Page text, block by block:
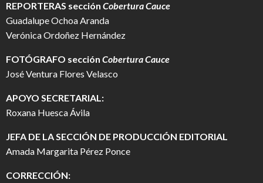
REPORTERAS sección Cobertura Cauce
Guadalupe Ochoa Aranda
Verónica Ordoñez Hernández
FOTÓGRAFO sección Cobertura Cauce
José Ventura Flores Velasco
APOYO SECRETARIAL:
Roxana Huesca Ávila
JEFA DE LA SECCIÓN DE PRODUCCIÓN EDITORIAL
Amada Margarita Pérez Ponce
CORRECCIÓN: